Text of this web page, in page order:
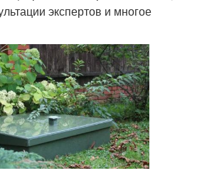
экспертов и многое